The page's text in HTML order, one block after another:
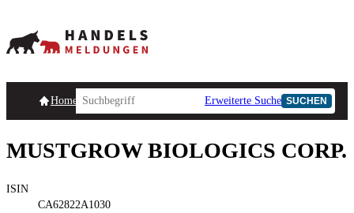
HomepageHandelsmeldungen Ad-Hoc-Meldungen
Erweiterte Suche SUCHEN
MUSTGROW BIOLOGICS CORP.
ISIN
CA62822A1030